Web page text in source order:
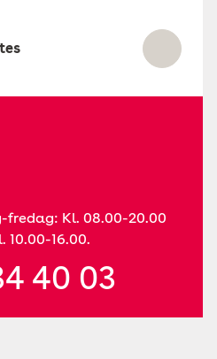
fredag: Kl. 08.00-20.00
16.00.
40 03